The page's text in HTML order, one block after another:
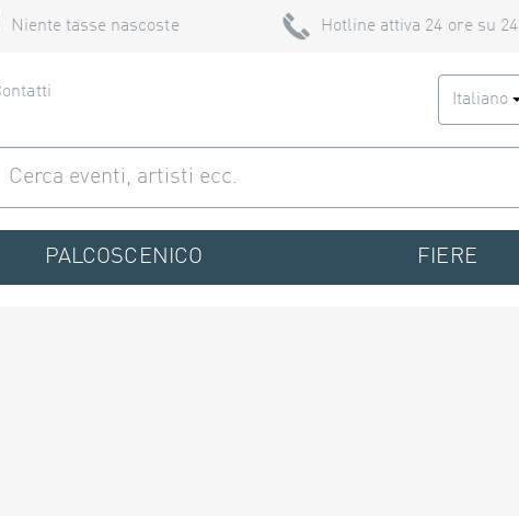
Niente tasse nascoste Hotline attiva 24 ore su 24
Italiano
PALCOSCENICO FIERE